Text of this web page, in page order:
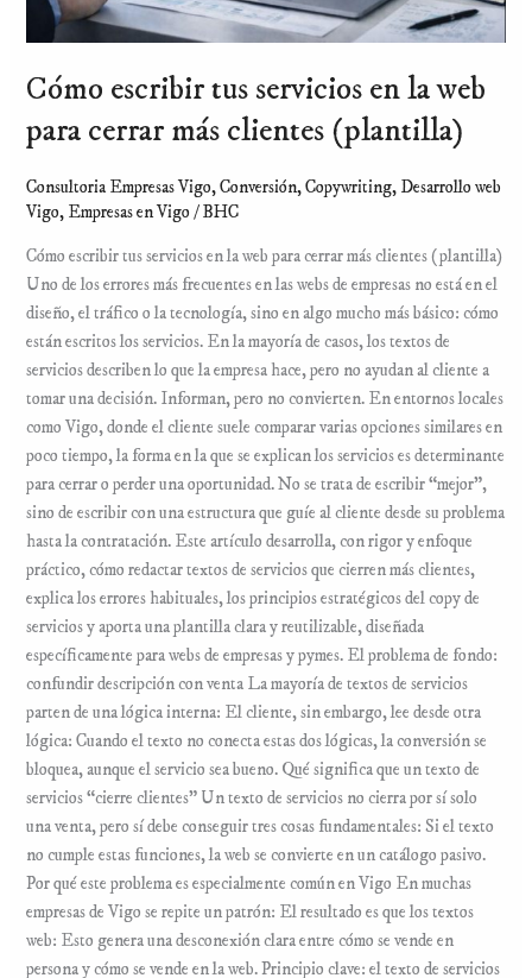
Cómo escribir tus servicios en la web
para cerrar más clientes (plantilla)
Consultoria Empresas Vigo,Conversión,Copywriting, Desarrollo web
Vigo, Empresas en Vigo /BHC
Cómo escribir tus servicios en la web para cerrar más clientes (plantilla)
Uno de los errores más frecuentes en las webs de empresas no está en el
diseño, el tráfico o la tecnología, sino en algo mucho más básico: cómo
están escritos los servicios. En la mayoría de casos, los textos de
servicios describen lo que la empresa hace, pero no ayudan al cliente a
tomar una decisión. Informan, pero no convierten. En entornos locales
como Vigo, donde el cliente suele comparar varias opciones similares en
poco tiempo, la forma en la que se explican los servicios es determinante
para cerrar o perder una oportunidad. No se trata de escribir “mejor”,
sino de escribir con una estructura que guíe al cliente desde su problema
hasta la contratación. Este artículo desarrolla, con rigor y enfoque
práctico, cómo redactar textos de servicios que cierren más clientes,
explica los errores habituales, los principios estratégicos del copy de
servicios y aporta una plantilla clara y reutilizable, diseñada
específicamente para webs de empresas y pymes. El problema de fondo:
confundir descripción con venta La mayoría de textos de servicios
parten de una lógica interna: El cliente, sin embargo, lee desde otra
lógica: Cuando el texto no conecta estas dos lógicas, la conversión se
bloquea, aunque el servicio sea bueno. Qué significa que un texto de
servicios “cierre clientes” Un texto de servicios no cierra por sí solo
una venta, pero sí debe conseguir tres cosas fundamentales: Si el texto
no cumple estas funciones, la web se convierte en un catálogo pasivo.
Por qué este problema es especialmente común en Vigo En muchas
empresas de Vigo se repite un patrón: El resultado es que los textos
web: Esto genera una desconexión clara entre cómo se vende en
persona y cómo se vende en la web. Principio clave: el texto de servicios
clientes